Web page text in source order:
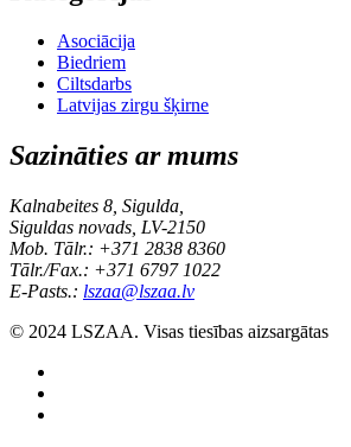
Asociācija
Biedriem
Ciltsdarbs
Latvijas zirgu šķirne
Sazināties ar mums
Kalnabeites 8, Sigulda,
Siguldas novads, LV-2150
Mob. Tālr.: +371 2838 8360
Tālr./Fax.: +371 6797 1022
E-Pasts.: lszaa@lszaa.lv
© 2024 LSZAA. Visas tiesības aizsargātas